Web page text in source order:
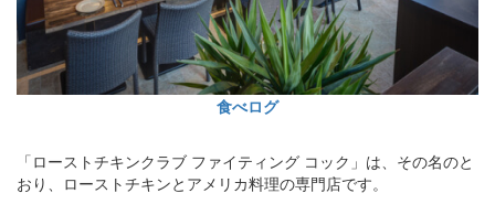
食べログ
「ローストチキンクラブ ファイティング コック」は、その名のと
おり、ローストチキンとアメリカ料理の専門店です。